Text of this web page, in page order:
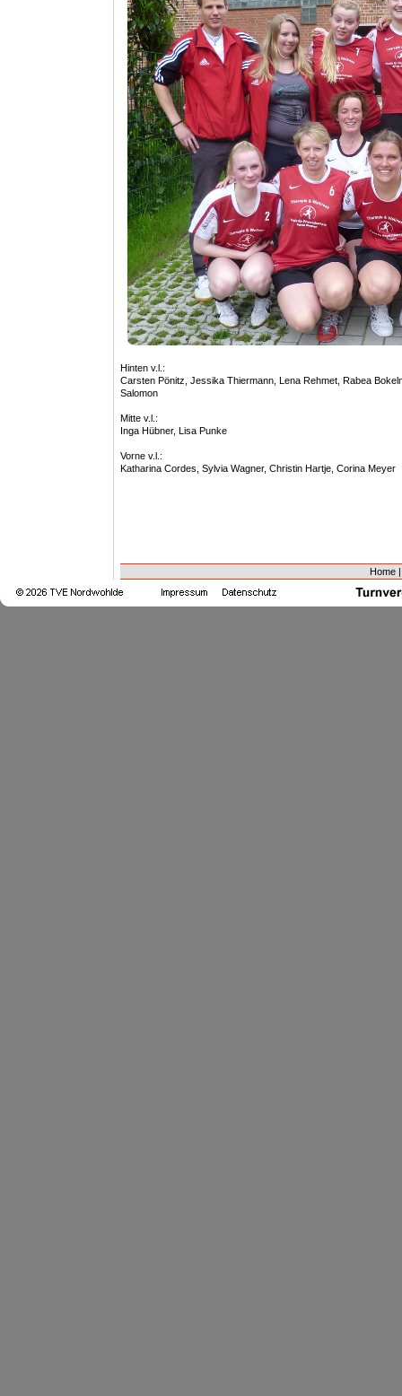
Hinten v.l.:
Carsten Pönitz, Jessika Thiermann, Lena Rehmet, Rabea
Salomon
Mitte v.l.:
Inga Hübner, Lisa Punke
Vorne v.l.:
Katharina Cordes, Sylvia Wagner, Christin Hartje, Corina Meyer
Home |